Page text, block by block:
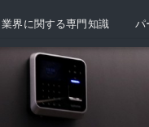
業界に関する専門知識 パ